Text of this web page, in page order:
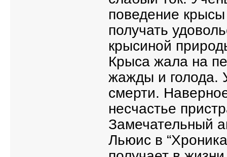
поведение крысы
получать
крысиной
Крыса жала на
жажды и голода.
смерти.
несчастье
Замечательный
Льюис в